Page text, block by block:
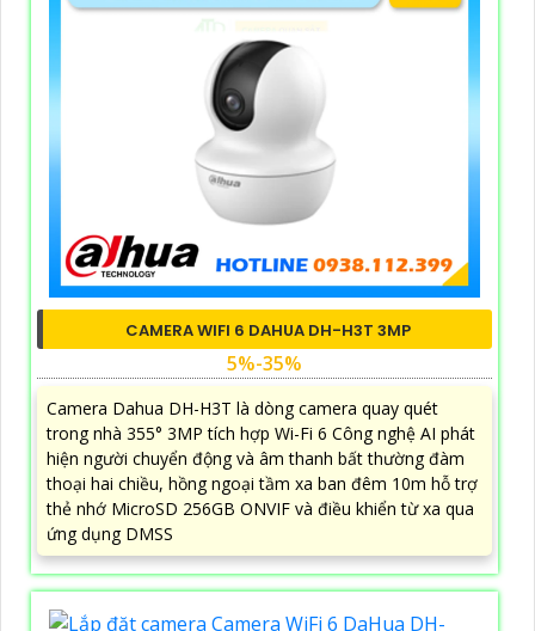
CAMERA WIFI 6 DAHUA DH-H3T 3MP
5%-35%
Camera Dahua DH-H3T là dòng camera quay quét
trong nhà 355° 3MP tích hợp Wi-Fi 6 Công nghệ AI phát
hiện người chuyển động và âm thanh bất thường đàm
thoại hai chiều, hồng ngoại tầm xa ban đêm 10m hỗ trợ
thẻ nhớ MicroSD 256GB ONVIF và điều khiển từ xa qua
ứng dụng DMSS